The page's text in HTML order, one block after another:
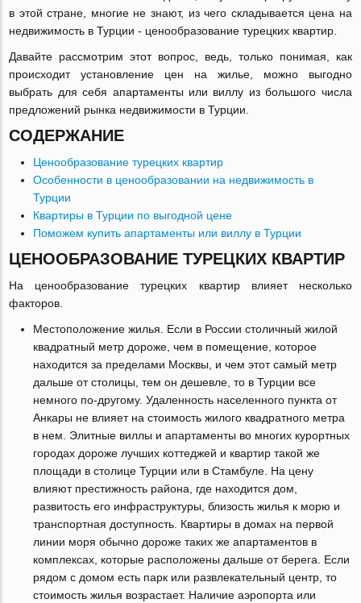
в этой стране, многие не знают, из чего складывается цена на
недвижимость в Турции - ценообразование турецких квартир.
Давайте рассмотрим этот вопрос, ведь, только понимая, как
происходит установление цен на жилье, можно выгодно
выбрать для себя апартаменты или виллу из большого числа
предложений рынка недвижимости в Турции.
СОДЕРЖАНИЕ
Ценообразование турецких квартир
Особенности в ценообразовании на недвижимость в
Турции
Квартиры в Турции по выгодной цене
Поможем купить апартаменты или виллу в Турции
ЦЕНООБРАЗОВАНИЕ ТУРЕЦКИХ КВАРТИР
На ценообразование турецких квартир влияет несколько
факторов.
Местоположение жилья. Если в России столичный жилой
квадратный метр дороже, чем в помещение, которое
находится за пределами Москвы, и чем этот самый метр
дальше от столицы, тем он дешевле, то в Турции все
немного по-другому. Удаленность населенного пункта от
Анкары не влияет на стоимость жилого квадратного метра
в нем. Элитные виллы и апартаменты во многих курортных
городах дороже лучших коттеджей и квартир такой же
площади в столице Турции или в Стамбуле. На цену
влияют престижность района, где находится дом,
развитость его инфраструктуры, близость жилья к морю и
транспортная доступность. Квартиры в домах на первой
линии моря обычно дороже таких же апартаментов в
комплексах, которые расположены дальше от берега. Если
рядом с домом есть парк или развлекательный центр, то
стоимость жилья возрастает. Наличие аэропорта или